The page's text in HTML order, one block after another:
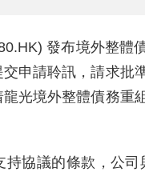
發布境外整體
申請聆訊，請求批
光境外整體債務重
協議的條款，公